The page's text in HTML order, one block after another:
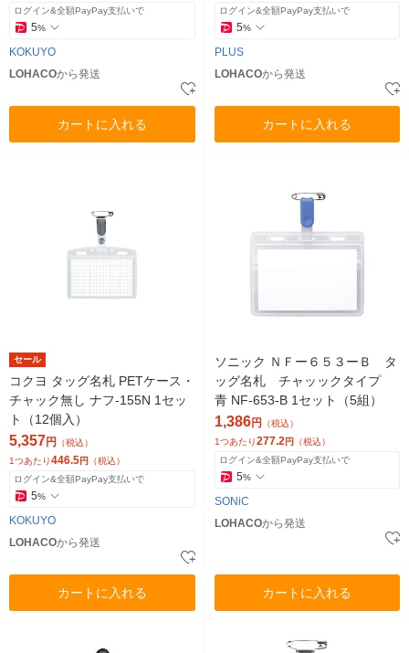
ログイン&全額PayPay支払いで
5%
KOKUYO
LOHACOから発送
カートに入れる
ログイン&全額PayPay支払いで
5%
PLUS
LOHACOから発送
カートに入れる
セール
コクヨ タッグ名札 PETケース・
チャック無し ナフ-155N 1セッ
ト（12個入）
5,357円 （税込）
1つあたり446.5円 （税込）
ログイン&全額PayPay支払いで
5%
KOKUYO
LOHACOから発送
カートに入れる
ソニック ＮＦー６５３ーＢ タ
ッグ名札 チャッックタイプ
青 NF-653-B 1セット（5組）
1,386円 （税込）
1つあたり277.2 円 （税込）
ログイン&全額PayPay支払いで
5%
SONiC
LOHACOから発送
カートに入れる